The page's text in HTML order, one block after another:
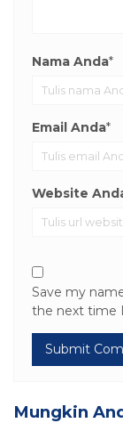
Nama Anda*
Email Anda*
Website
Save my
the next time
Mungkin